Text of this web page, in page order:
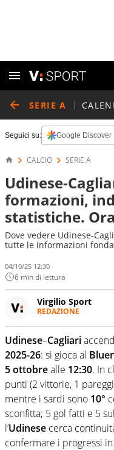
SERIE A
Seguici su: Google Discover
CALCIO SERIE A
Udinese-
formazioni,
statistiche.
Dove vedere Udinese-
tutte le informazioni
04/10/25 12:30
6 min di lettura
Virgilio Sport
REDAZIONE
appassionato su
calciomercato,
volley, basket: su
sanno che
zero faziosità. La
giornalisti ed
rimessa quando
verso la rete, sia
creano contenuti
Udinese–Cagliari
2025-26: si gioca al
5 ottobrealle 12:30. In
punti (2 vittorie, 1
mentre i sardi sono 10°
sconfitta; 5 gol fatti e 5
l’Udinese cerca
confermare i progressi